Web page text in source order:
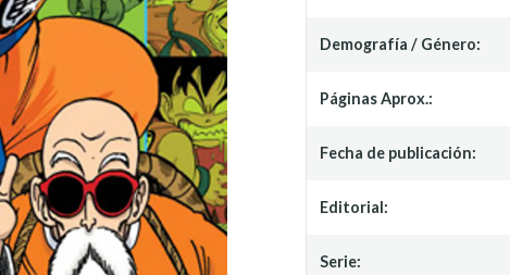
Demografía / Género:
Páginas Aprox.:
Fecha de publicación:
Editorial:
Serie: